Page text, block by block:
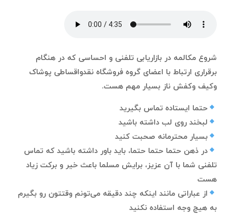
شروع مکالمه در بازاریابی تلفنی و احساسی که در هنگام
برقراری ارتباط با اعضای گروه فروشگاه نقدواقساطی پوشاک
وکیف وکفش ناز بسیار مهم هست.
حتما ایستاده تماس بگیرید
لبخند روی لب داشته باشید
بسیار محترمانه صحبت کنید
در ذهن حتما حتما حتما، باید باور داشته باشید که تماس
تلفنی شما با آن عزیز، برایش مسلما باعث خیر و برکت زیاد
هست
از عباراتی مانند اینکه چند دقیقه می‌تونم وقتتون رو بگیرم
به هیچ وجه استفاده نکنید